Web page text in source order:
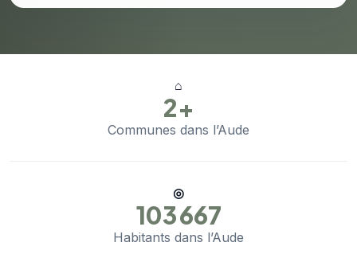
⌂
2+
Communes dans l’Aude
◎
103 667
Habitants dans l’Aude